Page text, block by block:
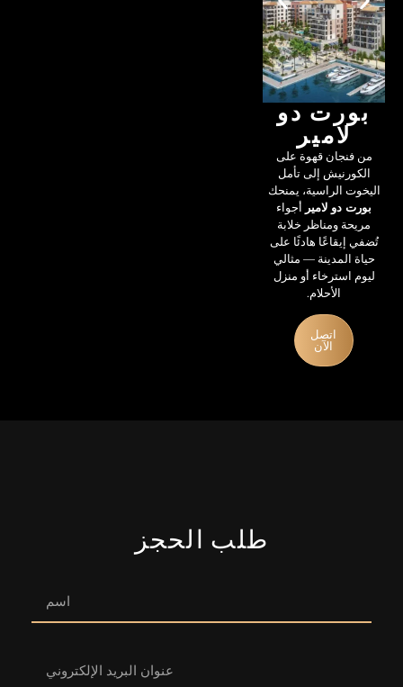
بورت دو
لامير
من فنجان قهوة على
الكورنيش إلى تأمل
اليخوت الراسية، يمنحك
بورت دو لامير أجواء
مريحة ومناظر خلابة
تُضفي إيقاعًا هادئًا على
حياة المدينة — مثالي
ليوم استرخاء أو منزل
الأحلام.
اتصل
الآن
طلب الحجز